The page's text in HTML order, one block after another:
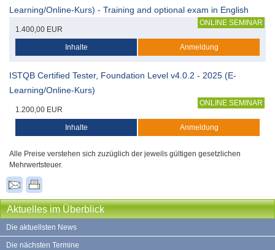
Learning/Online-Kurs) - Training and optional exam in English
1.400,00 EUR
Inhalte Anmeldung
ONLINE SEMINAR
ISTQB Certified Tester, Foundation Level v4.0.2 - 2025 (E-
Learning/Online-Kurs)
1.200,00 EUR
Inhalte Anmeldung
ONLINE SEMINAR
Alle Preise verstehen sich zuzüglich der jeweils gültigen gesetzlichen
Mehrwertsteuer.
Aktuelles im Überblick
Die aktuellsten News
Die nächsten Termine